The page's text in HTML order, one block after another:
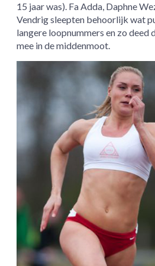
15 jaar was). Fa Adda, Daphne
Vendrig sleepten behoorlijk wat
langere loopnummers en zo deed
mee in de middenmoot.